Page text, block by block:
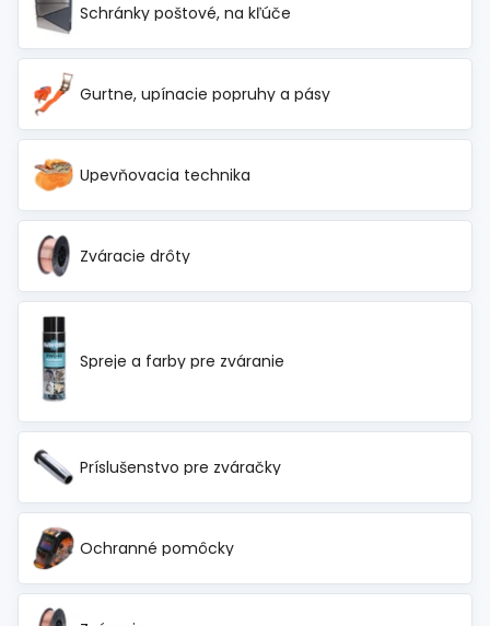
Schránky poštové, na kľúče
Gurtne, upínacie popruhy a pásy
Upevňovacia technika
Zváracie drôty
Spreje a farby pre zváranie
Príslušenstvo pre zváračky
Ochranné pomôcky